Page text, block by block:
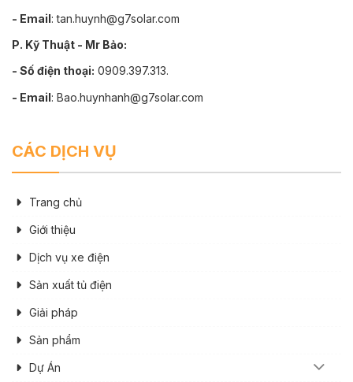
- Email: tan.huynh@g7solar.com
P. Kỹ Thuật - Mr Bảo:
- Số điện thoại: 0909.397.313.
- Email: Bao.huynhanh@g7solar.com
CÁC DỊCH VỤ
Trang chủ
Giới thiệu
Dịch vụ xe điện
Sản xuất tủ điện
Giải pháp
Sản phẩm
Dự Án